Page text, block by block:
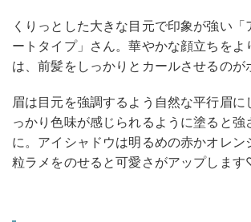
くりっとした大きな目元で印象が強い「
ートタイプ」さん。華やかな顔立ちをよ
は、前髪をしっかりとカールさせるのが
眉は目元を強調するよう自然な平行眉に
っかり色味が感じられるように塗ると強
に。アイシャドウは明るめの赤かオレン
粒ラメをのせると可愛さがアップしま